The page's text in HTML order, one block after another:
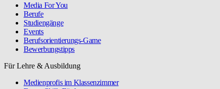
Media For You
Berufe
Studiengänge
Events
Berufsorientierungs-Game
Bewerbungstipps
Für Lehre & Ausbildung
Medienprofis im Klassenzimmer